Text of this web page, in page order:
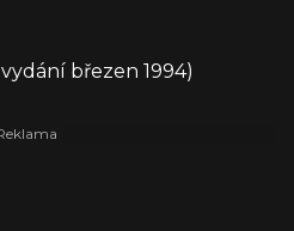
březen 1994)